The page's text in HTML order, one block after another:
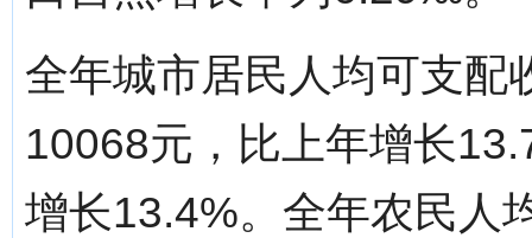
全年城市居民人均可支配
10068元，比上年增长
增长13.4%。全年农民人